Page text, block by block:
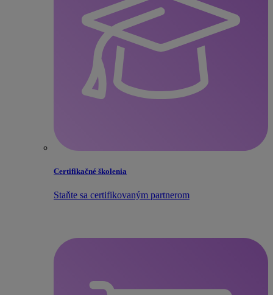
Certifikačné školenia
Staňte sa certifikovaným partnerom